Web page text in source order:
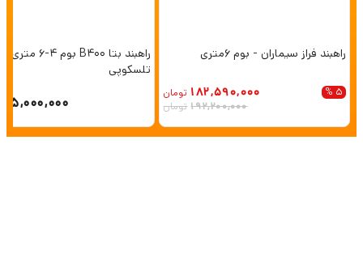
راهبند فراز سیماران - بوم 6متری
5 %
182,590,000 تومان
192,200,000 تومان
راهبند بتا B400 بوم 4-6 متری
تلسکوپی